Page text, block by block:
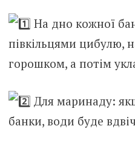
На дно кожної
півкільцями цибулю,
горошком, а потім
Для маринаду:
банки, води буде